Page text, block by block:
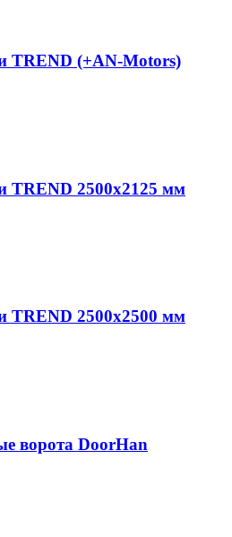
TREND (+AN‑Motors)
TREND 2500х2125 мм
TREND 2500х2500 мм
ворота DoorHan